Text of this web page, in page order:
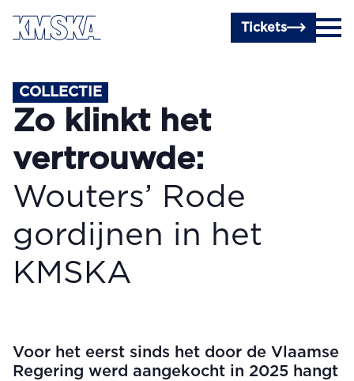
Ga naar hoofdinhoud
Tickets
COLLECTIE
Zo klinkt het
vertrouwde:
Wouters’ Rode
gordijnen in het
KMSKA
Voor het eerst sinds het door de Vlaamse
Regering werd aangekocht in 2025 hangt